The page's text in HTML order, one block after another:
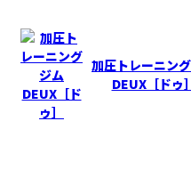
加圧トレーニン
DEUX［ドゥ］
今日からゴール
2024-4-27
その他
待ちに待った『ゴールデ
私のクライアントさん